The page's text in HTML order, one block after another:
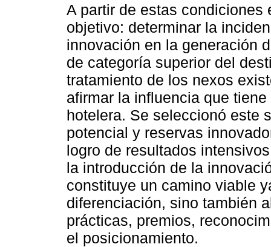
A partir de estas condiciones
objetivo: determinar la
innovación en la generación
de categoría superior del
tratamiento de los nexos
afirmar la influencia que
hotelera. Se seleccionó este
potencial y reservas
logro de resultados
la introducción de la
constituye un camino viable
diferenciación, sino también
prácticas, premios,
el posicionamiento.